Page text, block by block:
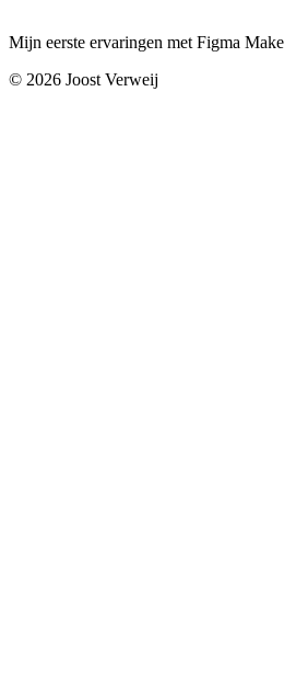
Mijn eerste ervaringen met Figma Make
© 2026 Joost Verweij